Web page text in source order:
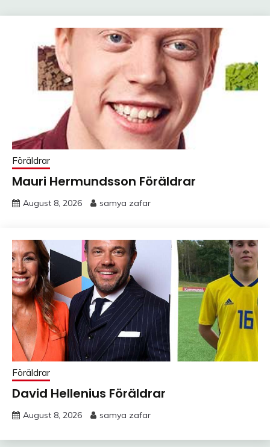
Föräldrar
Mauri Hermundsson Föräldrar
August 8, 2026 samya zafar
Föräldrar
David Hellenius Föräldrar
August 8, 2026 samya zafar